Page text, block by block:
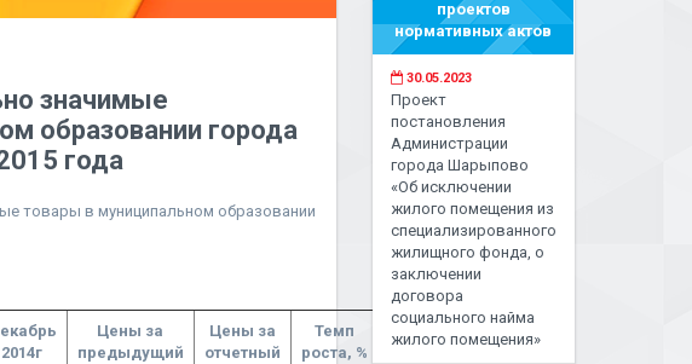
значимые
образовании города
года
товары в муниципальном образовании
2014г
Цены за
предыдущий
Цены за
отчетный
Темп
роста, %
проектов
нормативных актов
30.05.2023
Проект
постановления
Администрации
города Шарыпово
«Об исключении
жилого помещения из
специализированного
жилищного фонда, о
заключении
договора
социального найма
жилого помещения»